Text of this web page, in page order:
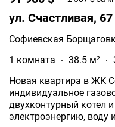
ул. Счастливая, 67
Софиевская
1 комната
38.5 м²
Новая квартира в ЖК Софія
индивидуальное газовое
двухконтурный котел
электроэнергию, воду